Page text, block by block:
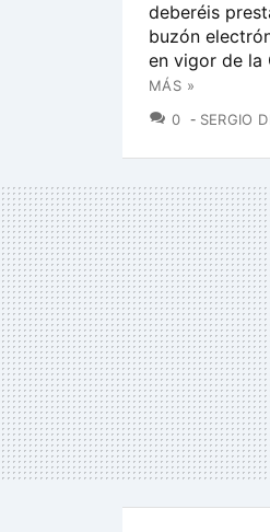
deberéis
buzón
en vigor de la
MÁS »
0
SERGIO